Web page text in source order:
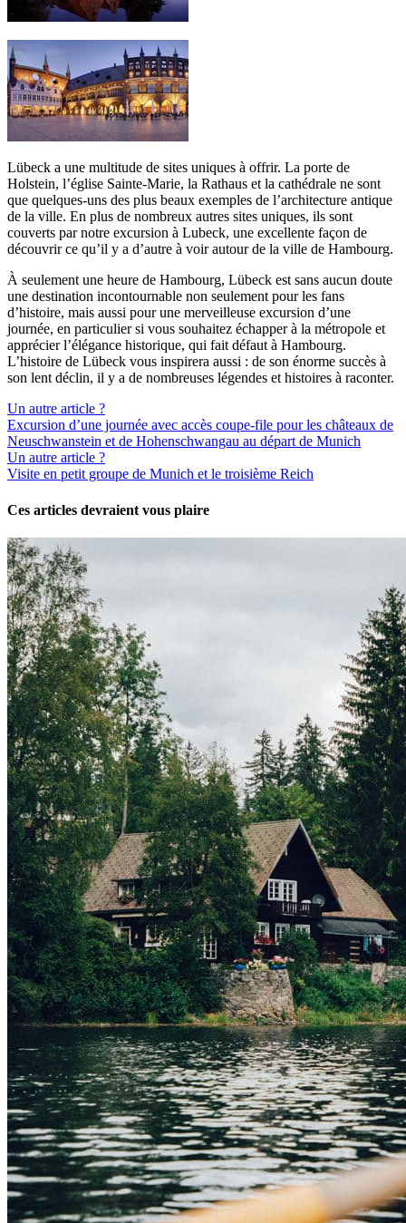
Lübeck a une multitude de sites uniques à offrir. La porte de
Holstein, l’église Sainte-Marie, la Rathaus et la cathédrale ne sont
que quelques-uns des plus beaux exemples de l’architecture antique
de la ville. En plus de nombreux autres sites uniques, ils sont
couverts par notre excursion à Lubeck, une excellente façon de
découvrir ce qu’il y a d’autre à voir autour de la ville de Hambourg.
À seulement une heure de Hambourg, Lübeck est sans aucun doute
une destination incontournable non seulement pour les fans
d’histoire, mais aussi pour une merveilleuse excursion d’une
journée, en particulier si vous souhaitez échapper à la métropole et
apprécier l’élégance historique, qui fait défaut à Hambourg.
L’histoire de Lübeck vous inspirera aussi : de son énorme succès à
son lent déclin, il y a de nombreuses légendes et histoires à raconter.
Un autre article ?
Excursion d’une journée avec accès coupe-file pour les châteaux de
Neuschwanstein et de Hohenschwangau au départ de Munich
Un autre article ?
Visite en petit groupe de Munich et le troisième Reich
Ces articles devraient vous plaire